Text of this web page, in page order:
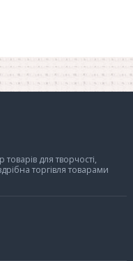
для творчості,
торгівля товарами